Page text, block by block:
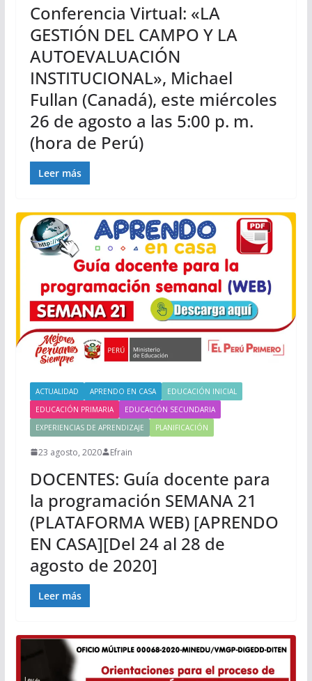
Conferencia Virtual: «LA
GESTIÓN DEL CAMPO Y LA
AUTOEVALUACIÓN
INSTITUCIONAL», Michael
Fullan (Canadá), este miércoles
26 de agosto a las 5:00 p. m.
(hora de Perú)
Leer más
ACTUALIDAD APRENDO EN CASA
EDUCACIÓN INICIAL
EDUCACIÓN PRIMARIA
EDUCACIÓN SECUNDARIA
EXPERIENCIAS DE APRENDIZAJE
PLANIFICACIÓN
23 agosto, 2020 Efrain
DOCENTES: Guía docente para
la programación SEMANA 21
(PLATAFORMA WEB) [APRENDO
EN CASA][Del 24 al 28 de
agosto de 2020]
Leer más